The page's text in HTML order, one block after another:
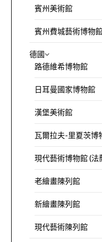
賓州美術館
賓州費城藝術博物
德國
路德維希博物館
日耳曼國家博物館
漢堡美術館
瓦爾拉夫-里夏茨博
現代藝術博物館 (法
老繪畫陳列館
新繪畫陳列館
現代藝術陳列館